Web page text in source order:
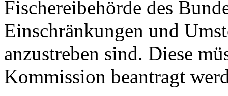
Fischereibehörde des
Einschränkungen und
anzustreben sind. Diese
Kommission beantragt